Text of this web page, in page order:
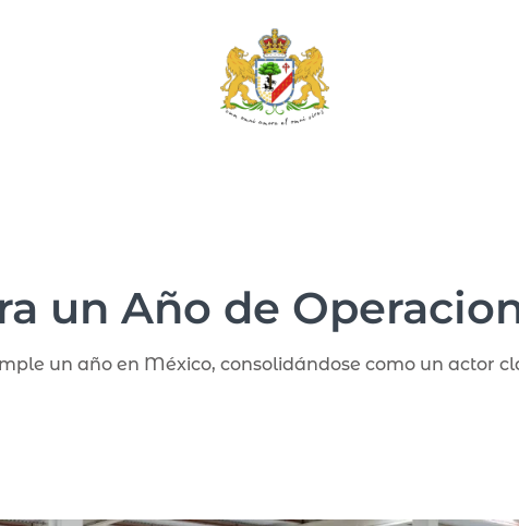
un Año de
un año en México, consolidándose como un actor